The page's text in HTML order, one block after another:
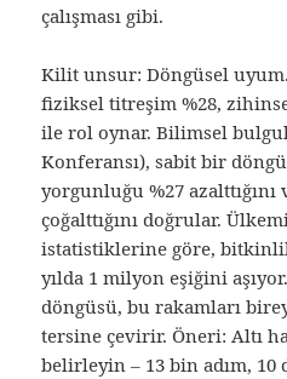
çalışması gibi.
Kilit unsur: Döngüsel
fiziksel titreşim %28,
ile rol oynar. Bilimsel
Konferansı), sabit bir
yorgunluğu %27
çoğalttığını doğrular.
istatistiklerine göre,
yılda 1 milyon eşiğini
döngüsü, bu rakamları
tersine çevirir. Öneri: Altı
belirleyin – 13 bin adım,